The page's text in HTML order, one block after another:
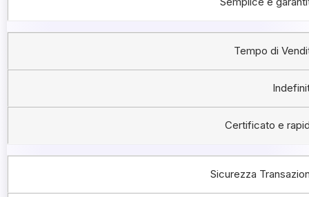
Tempo di
Certificato e
Sicurezza